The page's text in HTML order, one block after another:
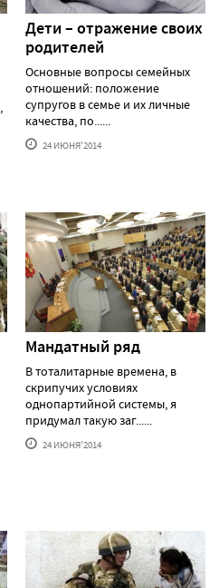
Дети – отражение своих
родителей
Основные вопросы семейных
отношений: положение
супругов в семье и их личные
качества, по......
24 ИЮНЯ'2014
Мандатный ряд
В тоталитарные времена, в
скрипучих условиях
однопартийной системы, я
придумал такую заг......
24 ИЮНЯ'2014